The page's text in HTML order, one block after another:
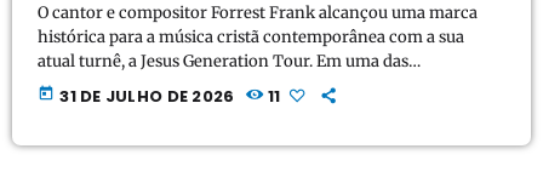
O cantor e compositor Forrest Frank alcançou uma marca
histórica para a música cristã contemporânea com a sua
atual turnê, a Jesus Generation Tour. Em uma das
apresentações mais emblemáticas do circuito, realizada na
arena KFC Yum! Center, na cidade de Louisville (Kentucky,
today 31 DE JULHO DE 2026 11